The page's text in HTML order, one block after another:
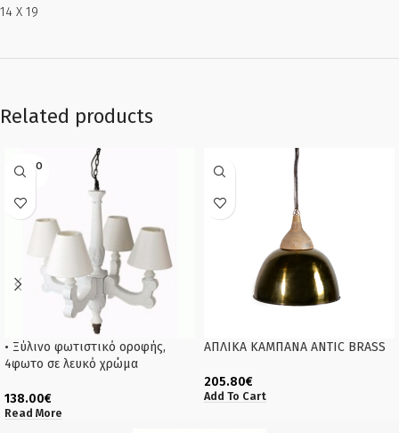
14 Χ 19
Related products
SOLD O
UT
• Ξύλινο φωτιστικό οροφής,
4φωτο σε λευκό χρώμα
138.00€
Read More
ΑΠΛΙΚΑ ΚΑΜΠΑΝΑ ANTIC BRASS
205.80€
Add To Cart